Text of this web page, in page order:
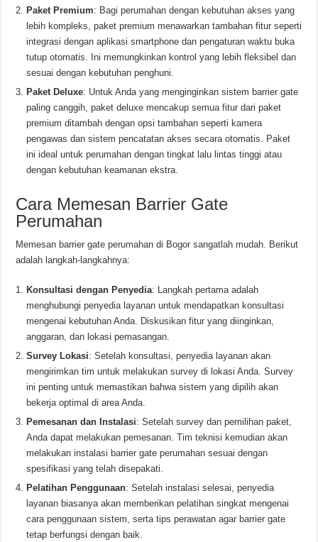
Paket Premium: Bagi perumahan dengan kebutuhan akses yang
lebih kompleks, paket premium menawarkan tambahan fitur seperti
integrasi dengan aplikasi smartphone dan pengaturan waktu buka
tutup otomatis. Ini memungkinkan kontrol yang lebih fleksibel dan
sesuai dengan kebutuhan penghuni.
Paket Deluxe: Untuk Anda yang menginginkan sistem barrier gate
paling canggih, paket deluxe mencakup semua fitur dari paket
premium ditambah dengan opsi tambahan seperti kamera
pengawas dan sistem pencatatan akses secara otomatis. Paket
ini ideal untuk perumahan dengan tingkat lalu lintas tinggi atau
dengan kebutuhan keamanan ekstra.
Cara Memesan Barrier Gate
Perumahan
Memesan barrier gate perumahan di Bogor sangatlah mudah. Berikut
adalah langkah-langkahnya:
Konsultasi dengan Penyedia: Langkah pertama adalah
menghubungi penyedia layanan untuk mendapatkan konsultasi
mengenai kebutuhan Anda. Diskusikan fitur yang diinginkan,
anggaran, dan lokasi pemasangan.
Survey Lokasi: Setelah konsultasi, penyedia layanan akan
mengirimkan tim untuk melakukan survey di lokasi Anda. Survey
ini penting untuk memastikan bahwa sistem yang dipilih akan
bekerja optimal di area Anda.
Pemesanan dan Instalasi: Setelah survey dan pemilihan paket,
Anda dapat melakukan pemesanan. Tim teknisi kemudian akan
melakukan instalasi barrier gate perumahan sesuai dengan
spesifikasi yang telah disepakati.
Pelatihan Penggunaan: Setelah instalasi selesai, penyedia
layanan biasanya akan memberikan pelatihan singkat mengenai
cara penggunaan sistem, serta tips perawatan agar barrier gate
tetap berfungsi dengan baik.